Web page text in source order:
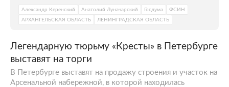
Александр Керенский Анатолий Луначарский Госдума
ФСИН
АРХАНГЕЛЬСКАЯ ОБЛАСТЬ
ЛЕНИНГРАДСКАЯ ОБЛАСТЬ
Легендарную тюрьму «Кресты» в Петербурге
выставят на торги
В Петербурге выставят на продажу строения и участок на
Арсенальной набережной, в которой находилась